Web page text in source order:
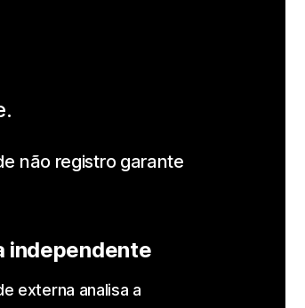
não registro garante
independente
externa analisa a